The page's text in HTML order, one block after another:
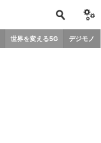
世界を変える5G デジモノ